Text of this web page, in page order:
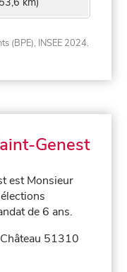
(BPE), INSEE 2024.
Genest
est Monsieur
de 6 ans.
51310